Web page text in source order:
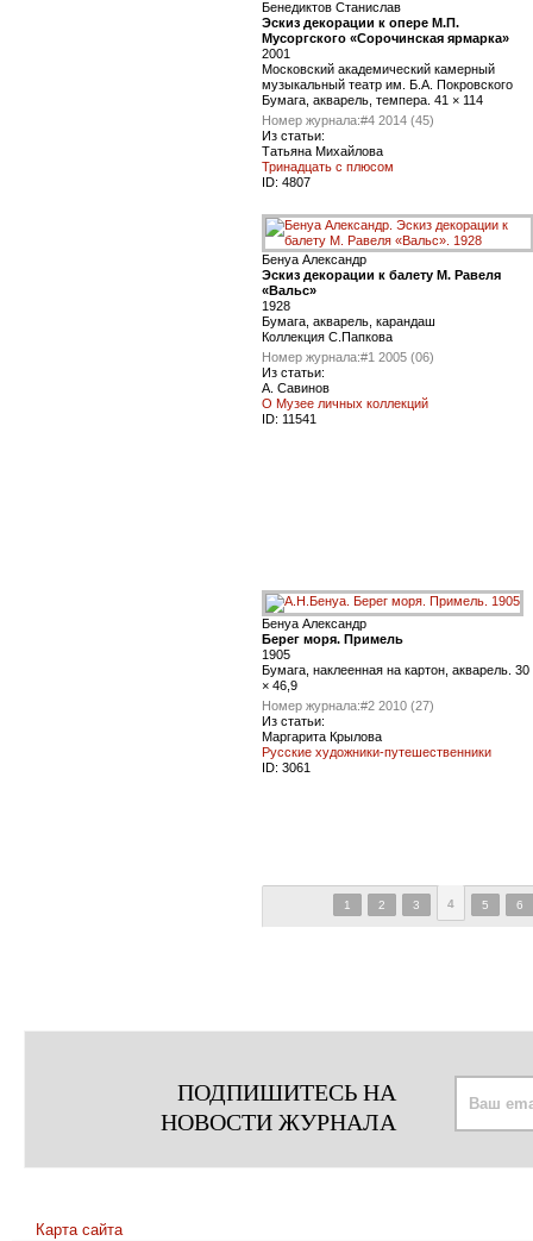
Бенедиктов Станислав
Эскиз декорации к опере М.П.
Мусоргского «Сорочинская ярмарка»
2001
Московский академический камерный
музыкальный театр им. Б.А. Покровского
Бумага, акварель, темпера. 41 × 114
Номер журнала:#4 2014 (45)
Из статьи:
Татьяна Михайлова
Тринадцать с плюсом
ID: 4807
Бенуа Александр
Эскиз декорации к балету М. Равеля
«Вальс»
1928
Бумага, акварель, карандаш
Коллекция С.Папкова
Номер журнала:#1 2005 (06)
Из статьи:
А. Савинов
О Музее личных коллекций
ID: 11541
Бенуа Александр
Берег моря. Примель
1905
Бумага, наклеенная на картон, акварель. 30
× 46,9
Номер журнала:#2 2010 (27)
Из статьи:
Маргарита Крылова
Русские художники-путешественники
ID: 3061
1 2 3 4 5 6
ПОДПИШИТЕСЬ НА
НОВОСТИ ЖУРНАЛА
Карта сайта